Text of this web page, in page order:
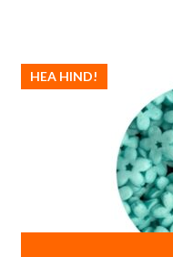
HEA HIND!